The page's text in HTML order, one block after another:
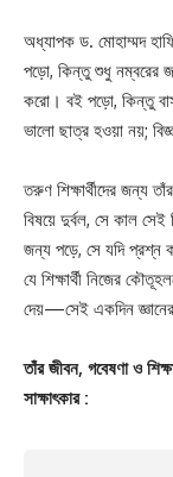
অধ্যাপক ড. মোহাম্মদ
পড়ো, কিন্তু শুধু নম্বরের
করো। বই পড়ো, কিন্তু
ভালো ছাত্র হওয়া নয়;
তরুণ শিক্ষার্থীদের জন্য
বিষয়ে দুর্বল, সে কাল সেই
জন্য পড়ে, সে যদি প্রশ্ন
যে শিক্ষার্থী নিজের
দেয়—সেই একদিন জ্ঞানের
তাঁর জীবন, গবেষণা ও
সাক্ষাৎকার :